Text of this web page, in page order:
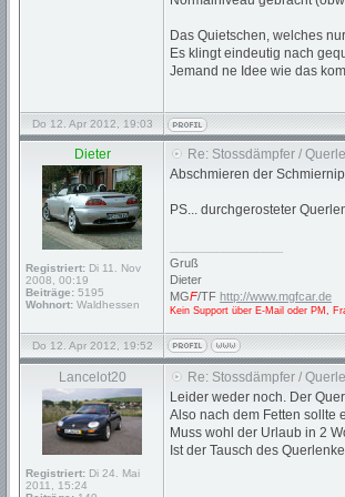
Das Quietschen, welches
Es klingt eindeutig nach
Jemand ne Idee wie das
Do 12. Apr 2012, 19:03
Dieter
Registriert: Di 11. Nov
2008, 00:19
Beiträge: 5195
Wohnort: Waldhessen
Re: Stossdämpfer /
Abschmieren der
PS... durchgerosteter
Gruß
Dieter
MGF/TF http://www.mgfcar.de
Kein Support über E-Mail oder PM,
Do 12. Apr 2012, 19:52
Lancelot20
Registriert: Di 24. Mai
2011, 15:24
Re: Stossdämpfer /
Leider weder noch. Der
Also nach dem Fetten sollte
Muss wohl der Urlaub in 2
Ist der Tausch des